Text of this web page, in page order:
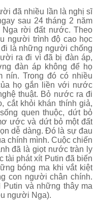
đã nhiều lần là nghị sĩ
sau 24 tháng 2 năm
rời đất nước. Theo
người trình độ cao học
là những người chống
ra đi vì đã bị đàn áp,
đàn áp không để họ
nín. Trong đó có nhiều
họ gắn liền với nước
thuật. Bỏ nước ra đi
cắt khỏi khán thính giả,
quen thuộc, dứt bỏ
ước và dứt bỏ một đất
dễ dàng. Đó là sự đau
chính mình. Cuộc chiến
đã là giọt nước tràn ly
tài phát xít Putin đã biến
bóng ma khi vắt kiệt
con người chân chính.
và những thây ma
người Nga).